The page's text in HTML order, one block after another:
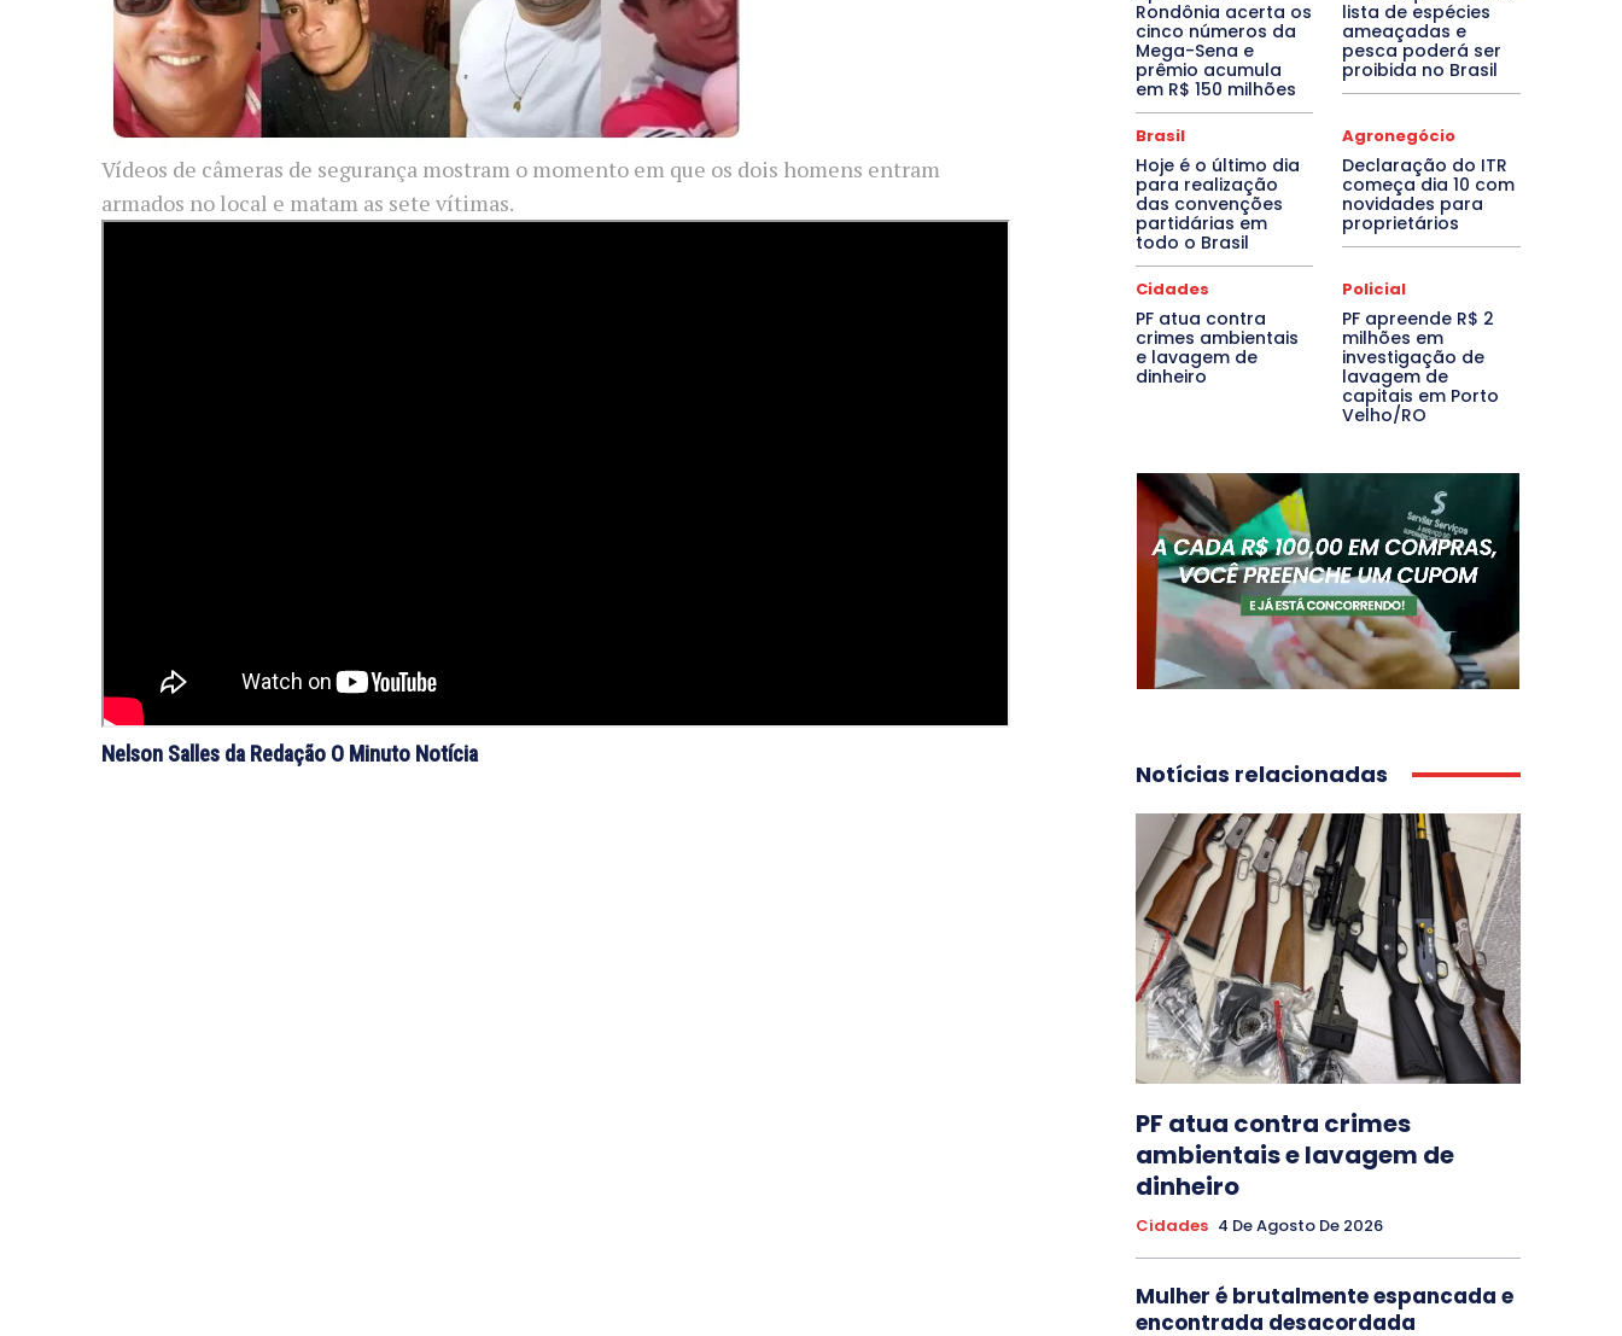
Vídeos de câmeras de segurança mostram o momento em que os dois homens entram
armados no local e matam as sete vítimas.
Nelson Salles da Redação O Minuto Notícia
Rondônia acerta os
cinco números da
Mega-Sena e
prêmio acumula
em R$ 150 milhões
lista de espécies
ameaçadas e
pesca poderá ser
proibida no Brasil
Brasil
Hoje é o último dia
para realização
das convenções
partidárias em
todo o Brasil
Agronegócio
Declaração do ITR
começa dia 10 com
novidades para
proprietários
Cidades
PF atua contra
crimes ambientais
e lavagem de
dinheiro
Policial
PF apreende R$ 2
milhões em
investigação de
lavagem de
capitais em Porto
Velho/RO
Notícias relacionadas
PF atua contra crimes
ambientais e lavagem de
dinheiro
Cidades 4 De Agosto De 2026
Mulher é brutalmente espancada e
encontrada desacordada